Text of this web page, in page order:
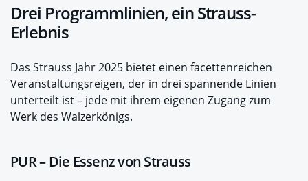
Drei Programmlinien, ein Strauss-
Erlebnis
Das Strauss Jahr 2025 bietet einen facettenreichen
Veranstaltungsreigen, der in drei spannende Linien
unterteilt ist – jede mit ihrem eigenen Zugang zum
Werk des Walzerkönigs.
PUR – Die Essenz von Strauss